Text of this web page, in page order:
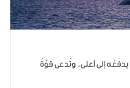
يدفَعُه إلى أعلى. وتُدعى قوَّةُ